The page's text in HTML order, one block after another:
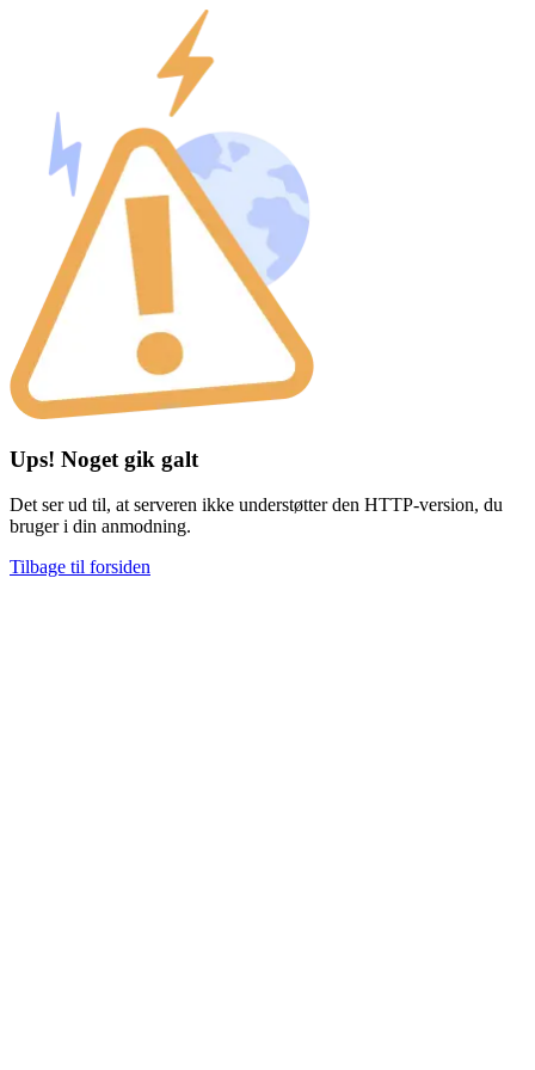
Ups! Noget gik galt
Det ser ud til, at serveren ikke understøtter den HTTP-version, du
bruger i din anmodning.
Tilbage til forsiden